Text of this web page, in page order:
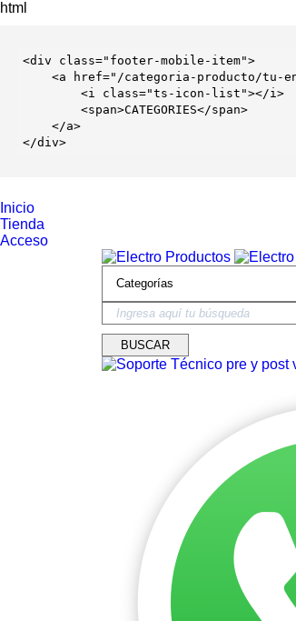
html
<div class="footer-mobile-item">
    <
a href="/categoria-producto/tu-
        <
i class="ts-icon-list"></i>
        <
span>CATEGORIES</span>
    </
a>
</div>
Inicio
Tienda
Acceso